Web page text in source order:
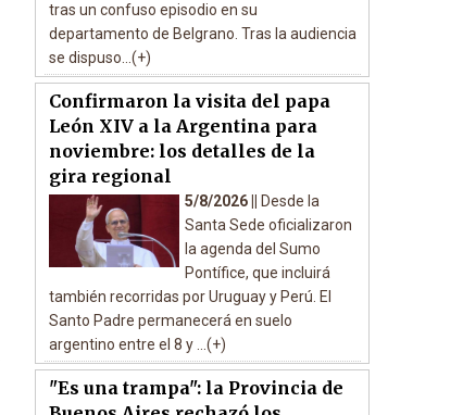
tras un confuso episodio en su
departamento de Belgrano. Tras la audiencia
se dispuso...(+)
Confirmaron la visita del papa
León XIV a la Argentina para
noviembre: los detalles de la
gira regional
5/8/2026 ||
Desde la
Santa Sede oficializaron
la agenda del Sumo
Pontífice, que incluirá
también recorridas por Uruguay y Perú. El
Santo Padre permanecerá en suelo
argentino entre el 8 y ...(+)
"Es una trampa": la Provincia de